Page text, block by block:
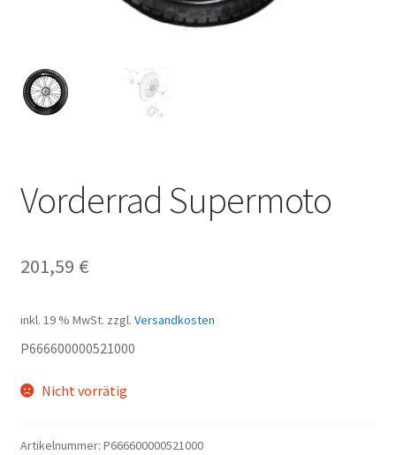
Vorderrad Supermoto
201,59 €
inkl. 19 % MwSt. zzgl. Versandkosten
P666600000521000
Nicht vorrätig
Artikelnummer: P666600000521000